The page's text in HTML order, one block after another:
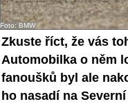
Foto: BMW
Zkuste říct, že vás
Automobilka o něm
fanoušků byl ale
ho nasadí na